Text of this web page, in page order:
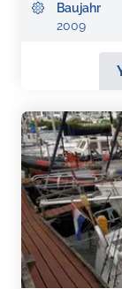
Baujahr
2009